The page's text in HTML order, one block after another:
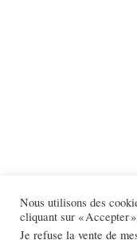
Nous utilisons des
cliquant sur « Accepter
Je refuse la vente de